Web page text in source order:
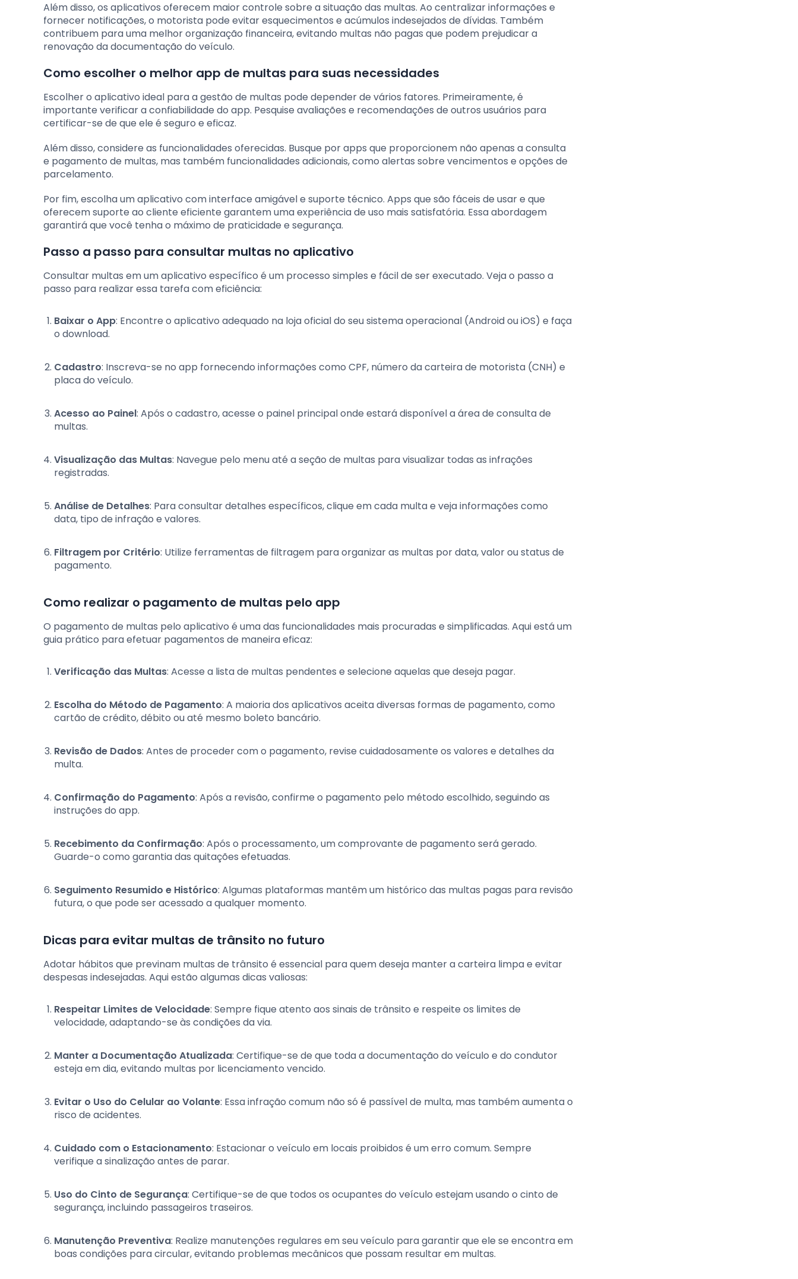
Além disso, os aplicativos oferecem maior controle sobre a situação das multas. Ao centralizar informações e
fornecer notificações, o motorista pode evitar esquecimentos e acúmulos indesejados de dívidas. Também
contribuem para uma melhor organização financeira, evitando multas não pagas que podem prejudicar a
renovação da documentação do veículo.
Como escolher o melhor app de multas para suas necessidades
Escolher o aplicativo ideal para a gestão de multas pode depender de vários fatores. Primeiramente, é
importante verificar a confiabilidade do app. Pesquise avaliações e recomendações de outros usuários para
certificar-se de que ele é seguro e eficaz.
Além disso, considere as funcionalidades oferecidas. Busque por apps que proporcionem não apenas a consulta
e pagamento de multas, mas também funcionalidades adicionais, como alertas sobre vencimentos e opções de
parcelamento.
Por fim, escolha um aplicativo com interface amigável e suporte técnico. Apps que são fáceis de usar e que
oferecem suporte ao cliente eficiente garantem uma experiência de uso mais satisfatória. Essa abordagem
garantirá que você tenha o máximo de praticidade e segurança.
Passo a passo para consultar multas no aplicativo
Consultar multas em um aplicativo específico é um processo simples e fácil de ser executado. Veja o passo a
passo para realizar essa tarefa com eficiência:
Baixar o App: Encontre o aplicativo adequado na loja oficial do seu sistema operacional (Android ou iOS) e faça
o download.
Cadastro: Inscreva-se no app fornecendo informações como CPF, número da carteira de motorista (CNH) e
placa do veículo.
Acesso ao Painel: Após o cadastro, acesse o painel principal onde estará disponível a área de consulta de
multas.
Visualização das Multas: Navegue pelo menu até a seção de multas para visualizar todas as infrações
registradas.
Análise de Detalhes: Para consultar detalhes específicos, clique em cada multa e veja informações como
data, tipo de infração e valores.
Filtragem por Critério: Utilize ferramentas de filtragem para organizar as multas por data, valor ou status de
pagamento.
Como realizar o pagamento de multas pelo app
O pagamento de multas pelo aplicativo é uma das funcionalidades mais procuradas e simplificadas. Aqui está um
guia prático para efetuar pagamentos de maneira eficaz:
Verificação das Multas: Acesse a lista de multas pendentes e selecione aquelas que deseja pagar.
Escolha do Método de Pagamento: A maioria dos aplicativos aceita diversas formas de pagamento, como
cartão de crédito, débito ou até mesmo boleto bancário.
Revisão de Dados: Antes de proceder com o pagamento, revise cuidadosamente os valores e detalhes da
multa.
Confirmação do Pagamento: Após a revisão, confirme o pagamento pelo método escolhido, seguindo as
instruções do app.
Recebimento da Confirmação: Após o processamento, um comprovante de pagamento será gerado.
Guarde-o como garantia das quitações efetuadas.
Seguimento Resumido e Histórico: Algumas plataformas mantêm um histórico das multas pagas para revisão
futura, o que pode ser acessado a qualquer momento.
Dicas para evitar multas de trânsito no futuro
Adotar hábitos que previnam multas de trânsito é essencial para quem deseja manter a carteira limpa e evitar
despesas indesejadas. Aqui estão algumas dicas valiosas:
Respeitar Limites de Velocidade: Sempre fique atento aos sinais de trânsito e respeite os limites de
velocidade, adaptando-se às condições da via.
Manter a Documentação Atualizada: Certifique-se de que toda a documentação do veículo e do condutor
esteja em dia, evitando multas por licenciamento vencido.
Evitar o Uso do Celular ao Volante: Essa infração comum não só é passível de multa, mas também aumenta o
risco de acidentes.
Cuidado com o Estacionamento: Estacionar o veículo em locais proibidos é um erro comum. Sempre
verifique a sinalização antes de parar.
Uso do Cinto de Segurança: Certifique-se de que todos os ocupantes do veículo estejam usando o cinto de
segurança, incluindo passageiros traseiros.
Manutenção Preventiva: Realize manutenções regulares em seu veículo para garantir que ele se encontra em
boas condições para circular, evitando problemas mecânicos que possam resultar em multas.